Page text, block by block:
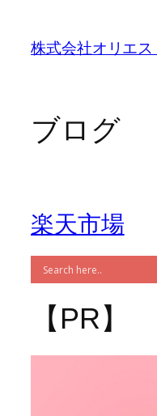
株式会社オリエ
ブログ
楽天市場
【PR】